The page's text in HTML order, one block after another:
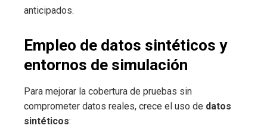
anticipados.
Empleo de datos sintéticos y
entornos de simulación
Para mejorar la cobertura de pruebas sin
comprometer datos reales, crece el uso de datos
sintéticos: